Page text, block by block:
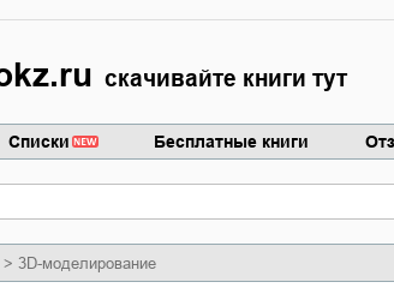
скачивайте книги тут
Списки Бесплатные книги
3D-моделирование